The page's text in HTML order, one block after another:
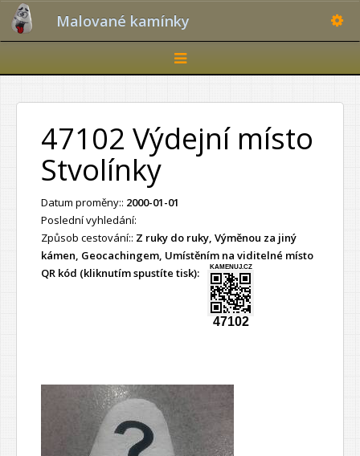
Malované kamínky
Toggle
navigation
47102 Výdejní místo
Stvolínky
Datum proměny:: 2000-01-01
Poslední vyhledání:
Způsob cestování:: Z ruky do ruky, Výměnou za jiný
kámen, Geocachingem, Umístěním na viditelné místo
QR kód (kliknutím spustíte tisk):
KAMENUJ.CZ
47102